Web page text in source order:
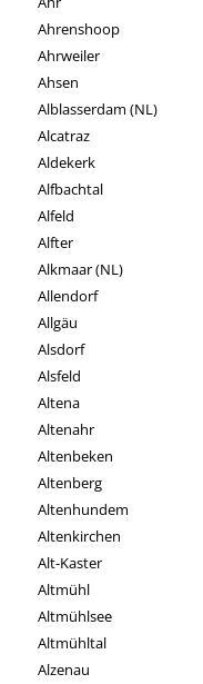
Ahrenshoop
Ahrweiler
Ahsen
Alblasserdam (NL)
Alcatraz
Aldekerk
Alfbachtal
Alfeld
Alfter
Alkmaar (NL)
Allendorf
Allgäu
Alsdorf
Alsfeld
Altena
Altenahr
Altenbeken
Altenberg
Altenhundem
Altenkirchen
Alt-Kaster
Altmühl
Altmühlsee
Altmühltal
Alzenau